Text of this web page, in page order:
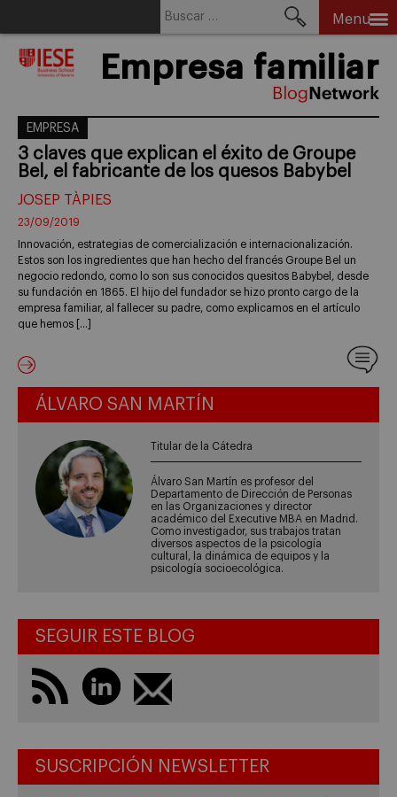
Menu
Empresa familiar
EMPRESA
3 claves que explican el éxito de Groupe
Bel, el fabricante de los quesos Babybel
JOSEP TÀPIES
23/09/2019
Innovación, estrategias de comercialización e internacionalización.
Estos son los ingredientes que han hecho del francés Groupe Bel un
negocio redondo, como lo son sus conocidos quesitos Babybel, desde
su fundación en 1865. El hijo del fundador se hizo pronto cargo de la
empresa familiar, al fallecer su padre, como explicamos en el artículo
que hemos […]
ÁLVARO SAN MARTÍN
Titular de la Cátedra
Álvaro San Martín es profesor del
Departamento de Dirección de Personas
en las Organizaciones y director
académico del Executive MBA en Madrid.
Como investigador, sus trabajos tratan
diversos aspectos de la psicología
cultural, la dinámica de equipos y la
psicología socioecológica.
SEGUIR ESTE BLOG
SUSCRIPCIÓN NEWSLETTER